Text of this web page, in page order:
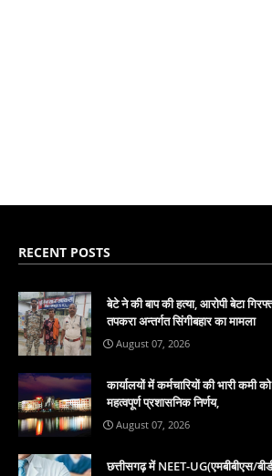
RECENT POSTS
बेटे ने की बाप की हत्या, आरोपी बेटा
तपकरा अन्तर्गत सिंगीबहार का मामला
August 07, 2026
कार्यालयों में कर्मचारियों की भारी कमी
महत्वपूर्ण प्रशासनिक निर्णय,
August 07, 2026
छत्तीसगढ़ में NEET-UG(एमबीबीएस/